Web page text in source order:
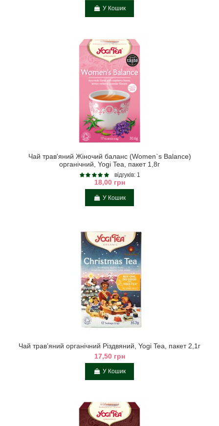
У Кошик
Чай трав'яний Жіночий баланс (Women`s Balance)
органічний, Yogi Tea, пакет 1,8г
відгуків: 1
18,00 грн
У Кошик
Чай трав’яний органічний Різдвяний, Yogi Tea, пакет 2,1г
17,50 грн
У Кошик